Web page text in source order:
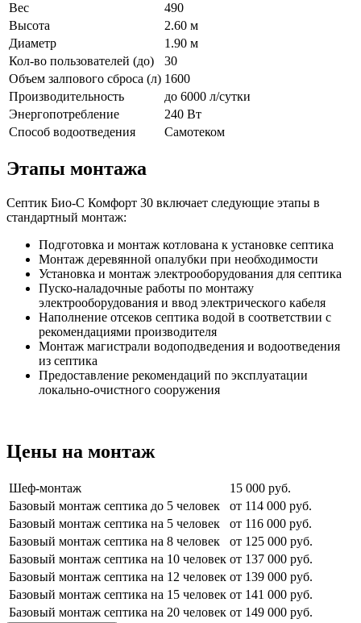
Вес
490
Высота
2.60 м
Диаметр
1.90 м
Кол-во пользователей (до)
30
Объем залпового сброса (л) 1600
Производительность
до 6000 л/сутки
Энергопотребление
240 Вт
Способ водоотведения
Самотеком
Этапы монтажа
Септик Био-С Комфорт 30 включает следующие этапы в
стандартный монтаж:
Подготовка и монтаж котлована к установке септика
Монтаж деревянной опалубки при необходимости
Установка и монтаж электрооборудования для септика
Пуско-наладочные работы по монтажу
электрооборудования и ввод электрического кабеля
Наполнение отсеков септика водой в соответствии с
рекомендациями производителя
Монтаж магистрали водоподведения и водоотведения
из септика
Предоставление рекомендаций по эксплуатации
локально-очистного сооружения
Цены на монтаж
Шеф-монтаж
15 000 руб.
Базовый монтаж септика до 5 человек
от 114 000 руб.
Базовый монтаж септика на 5 человек
от 116 000 руб.
Базовый монтаж септика на 8 человек
от 125 000 руб.
Базовый монтаж септика на 10 человек от 137 000 руб.
Базовый монтаж септика на 12 человек от 139 000 руб.
Базовый монтаж септика на 15 человек от 141 000 руб.
Базовый монтаж септика на 20 человек от 149 000 руб.